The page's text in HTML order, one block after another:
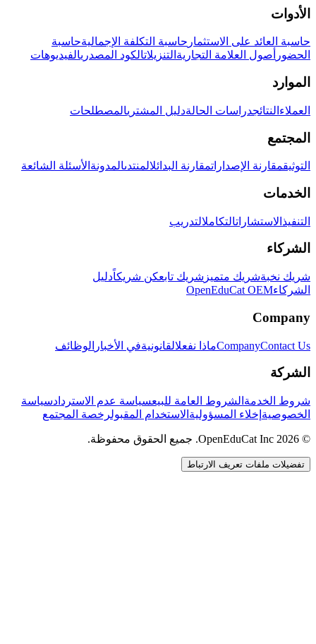
الأدوات
حاسبة العائد على الاستثمار حاسبة التكلفة الإجماليةحاسبة
الحضور أصول العلامة التجارية التنزيلاتالكود المصدريالفيديوهات
الموارد
العملاء النتائجدراسات الحالةدليل المشتريالمصطلحات
المجتمع
التوثيقمقارنة الإصداراتمقارنة البدائلالمنتدىالمدونة الأسئلة الشائعة
الخدمات
التنفيذ الاستشاراتالتكاملالتدريب
الشركاء
شريك نخبةشريك متميز شريك تابعكن شريكاًدليل
الشركاءOpenEduCat OEM
Company
CompanyContact Us ماذا نفعلالقانونيةفي الأخبار الوظائف
الشركة
شروط الخدمة الشروط العامة للبيعسياسة عدم الاستردادسياسة
الخصوصية إخلاء المسؤولية الاستخدام المقبولرخصة المجتمع
© 2026 OpenEduCat Inc. جميع الحقوق محفوظة.
تفضيلات ملفات تعريف الارتباط